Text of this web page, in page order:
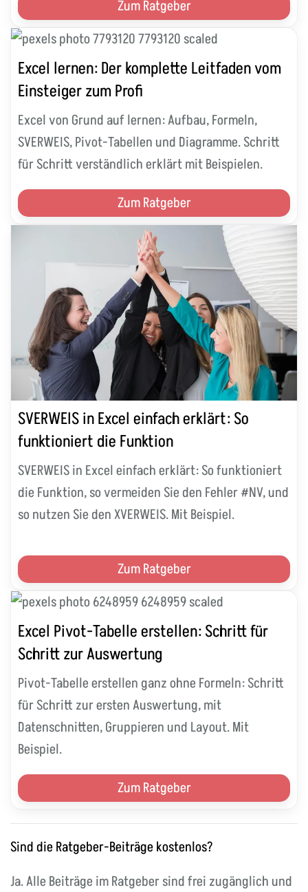
Zum Ratgeber
Excel lernen: Der komplette Leitfaden vom
Einsteiger zum Profi
Excel von Grund auf lernen: Aufbau, Formeln,
SVERWEIS, Pivot-Tabellen und Diagramme. Schritt
für Schritt verständlich erklärt mit Beispielen.
Zum Ratgeber
SVERWEIS in Excel einfach erklärt: So
funktioniert die Funktion
SVERWEIS in Excel einfach erklärt: So funktioniert
die Funktion, so vermeiden Sie den Fehler #NV, und
so nutzen Sie den XVERWEIS. Mit Beispiel.
Zum Ratgeber
Excel Pivot-Tabelle erstellen: Schritt für
Schritt zur Auswertung
Pivot-Tabelle erstellen ganz ohne Formeln: Schritt
für Schritt zur ersten Auswertung, mit
Datenschnitten, Gruppieren und Layout. Mit
Beispiel.
Zum Ratgeber
Sind die Ratgeber-Beiträge kostenlos?
Ja. Alle Beiträge im Ratgeber sind frei zugänglich und